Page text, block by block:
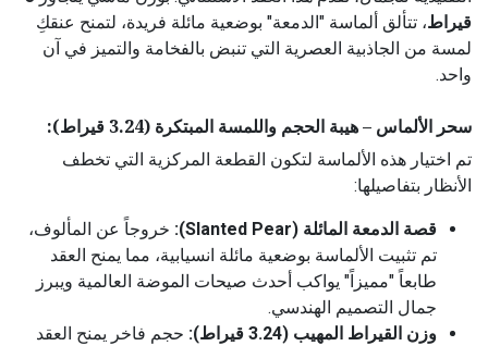
قيراط، تتألق ألماسة "الدمعة" بوضعية مائلة فريدة، لتمنح عنقكِ
لمسة من الجاذبية العصرية التي تنبض بالفخامة والتميز في آن
واحد.
سحر الألماس – هيبة الحجم واللمسة المبتكرة (3.24 قيراط):
تم اختيار هذه الألماسة لتكون القطعة المركزية التي تخطف
الأنظار بتفاصيلها:
قصة الدمعة المائلة (Slanted Pear):
خروجاً عن المألوف،
تم تثبيت الألماسة بوضعية مائلة انسيابية، مما يمنح العقد
طابعاً "مميزاً" يواكب أحدث صيحات الموضة العالمية ويبرز
جمال التصميم الهندسي.
وزن القيراط المهيب (3.24 قيراط):
حجم فاخر يمنح العقد